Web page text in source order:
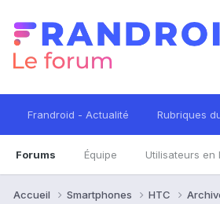
Frandroid - Actualité Rubriques
Forums Équipe Utilisateurs en
Accueil Smartphones HTC